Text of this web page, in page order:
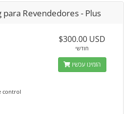
Revendedores - Plus
control
$300.00 USD
חודשי
הזמינו עכשיו